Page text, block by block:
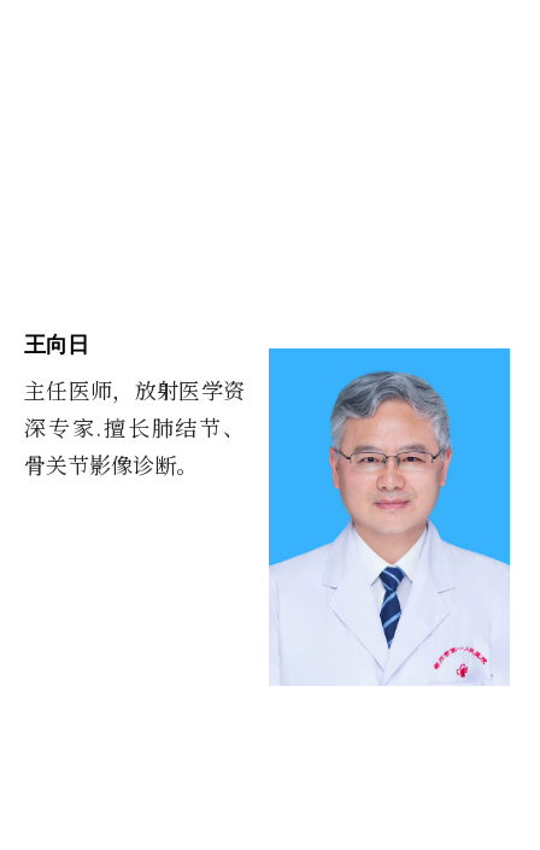
王向日
主任医师，放射医学资
深专家.擅长肺结节、
骨关节影像诊断。